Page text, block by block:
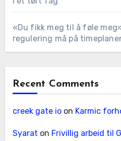
«Du fikk meg til å føle
regulering må på
Recent Comments
creek gate ioon Karmic
Syarat on Frivillig arbeid til